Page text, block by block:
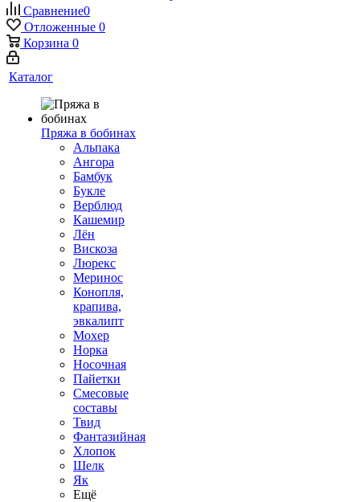
Сравнение0
Отложенные 0
Корзина 0
Каталог
Пряжа в бобинах
Альпака
Ангора
Бамбук
Букле
Верблюд
Кашемир
Лён
Вискоза
Люрекс
Меринос
Конопля,
крапива,
эвкалипт
Мохер
Норка
Носочная
Пайетки
Смесовые
составы
Твид
Фантазийная
Хлопок
Шелк
Як
Ещё